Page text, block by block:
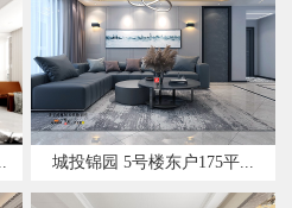
城投锦园 5号楼东户175平...